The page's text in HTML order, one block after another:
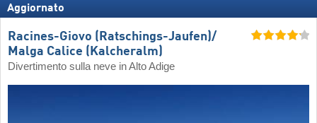
Aggiornato
Racines-Giovo (Ratschings-Jaufen)/​
Malga Calice (Kalcheralm)
Divertimento sulla neve in Alto Adige